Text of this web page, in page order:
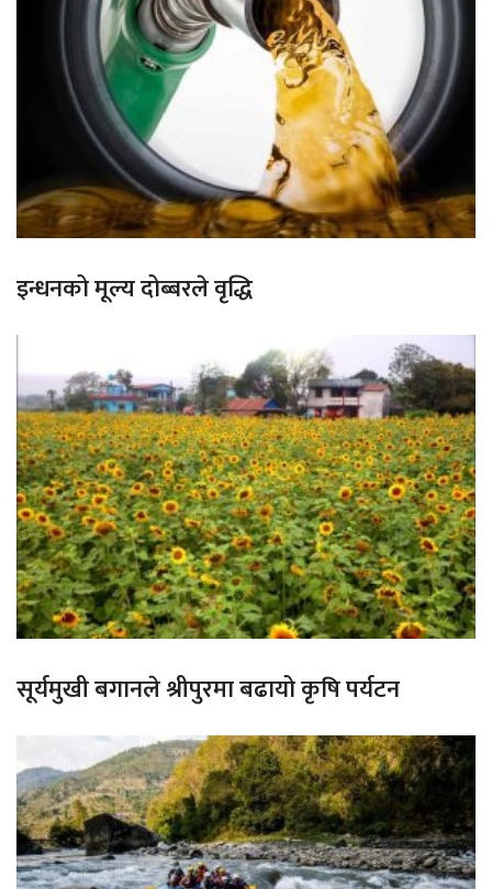
इन्धनको मूल्य दोब्बरले वृद्धि
सूर्यमुखी बगानले श्रीपुरमा बढायो कृषि पर्यटन